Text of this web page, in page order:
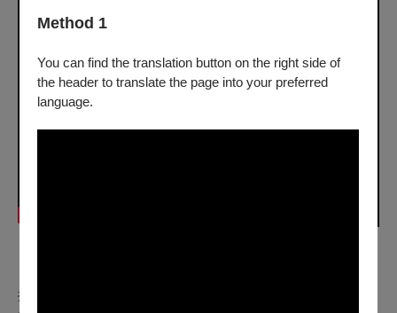
Method 1
You can find the translation button on the right side of
the header to translate the page into your preferred
language.
播無厘頭 (？) 又放鬆的聊天節目，為你開啟一週的新生活！